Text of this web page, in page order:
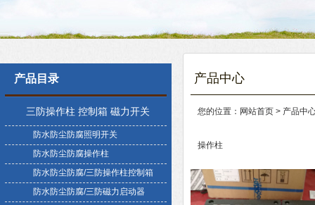
产品目录
三防操作柱 控制箱 磁力开关
盒防水防尘防腐照明开关
防水防尘防腐操作柱
防水防尘防腐/三防操作柱控制箱
防水防尘防腐/三防磁力启动器
产品中心
您的位置： 网站首页 > 产品中
操作柱